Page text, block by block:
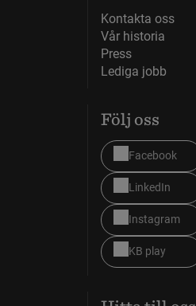
Kontakta oss
Vår historia
Press
Lediga jobb
Följ oss
Facebook
LinkedIn
Instagram
KB play